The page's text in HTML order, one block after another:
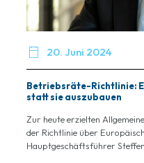
 20. Juni 2024
Betriebsräte-Richtlinie:
statt sie auszubauen
Zur heute erzielten
der Richtlinie über
Hauptgeschäftsführer Steffen